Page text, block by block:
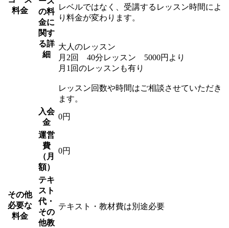
料金
の料
金に
関す
る詳
細
レベルではなく、受講するレッスン時間によ
り料金が変わります。
大人のレッスン
月2回 40分レッスン 5000円より
月1回のレッスンも有り
レッスン回数や時間はご相談させていただき
ます。
その他
必要な
料金
入会
金
0円
運営
費
（月
額）
0円
テキ
スト
代・
その
他教
テキスト・教材費は別途必要